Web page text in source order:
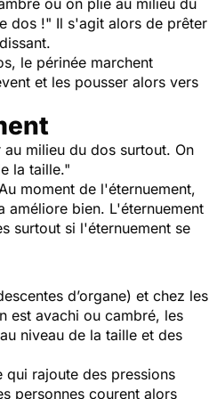
ou on plie au milieu du
dos !" Il s'agit alors de prêter
le périnée marchent
et les pousser alors vers
milieu du dos surtout. On
la taille."
moment de l'éternuement,
bien. L'éternuement
surtout si l'éternuement se
d’organe) et chez les
est avachi ou cambré, les
niveau de la taille et des
rajoute des pressions
personnes courent alors